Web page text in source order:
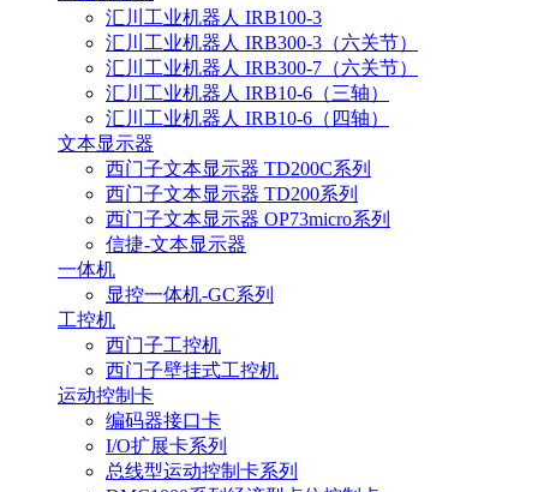
汇川工业机器人 IRB100-3
汇川工业机器人 IRB300-3（六关节）
汇川工业机器人 IRB300-7（六关节）
汇川工业机器人 IRB10-6（三轴）
汇川工业机器人 IRB10-6（四轴）
文本显示器
西门子文本显示器 TD200C系列
西门子文本显示器 TD200系列
西门子文本显示器 OP73micro系列
信捷-文本显示器
一体机
显控一体机-GC系列
工控机
西门子工控机
西门子壁挂式工控机
运动控制卡
编码器接口卡
I/O扩展卡系列
总线型运动控制卡系列